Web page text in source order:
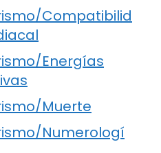
Compatibilid
Energías
Muerte
Numerologí